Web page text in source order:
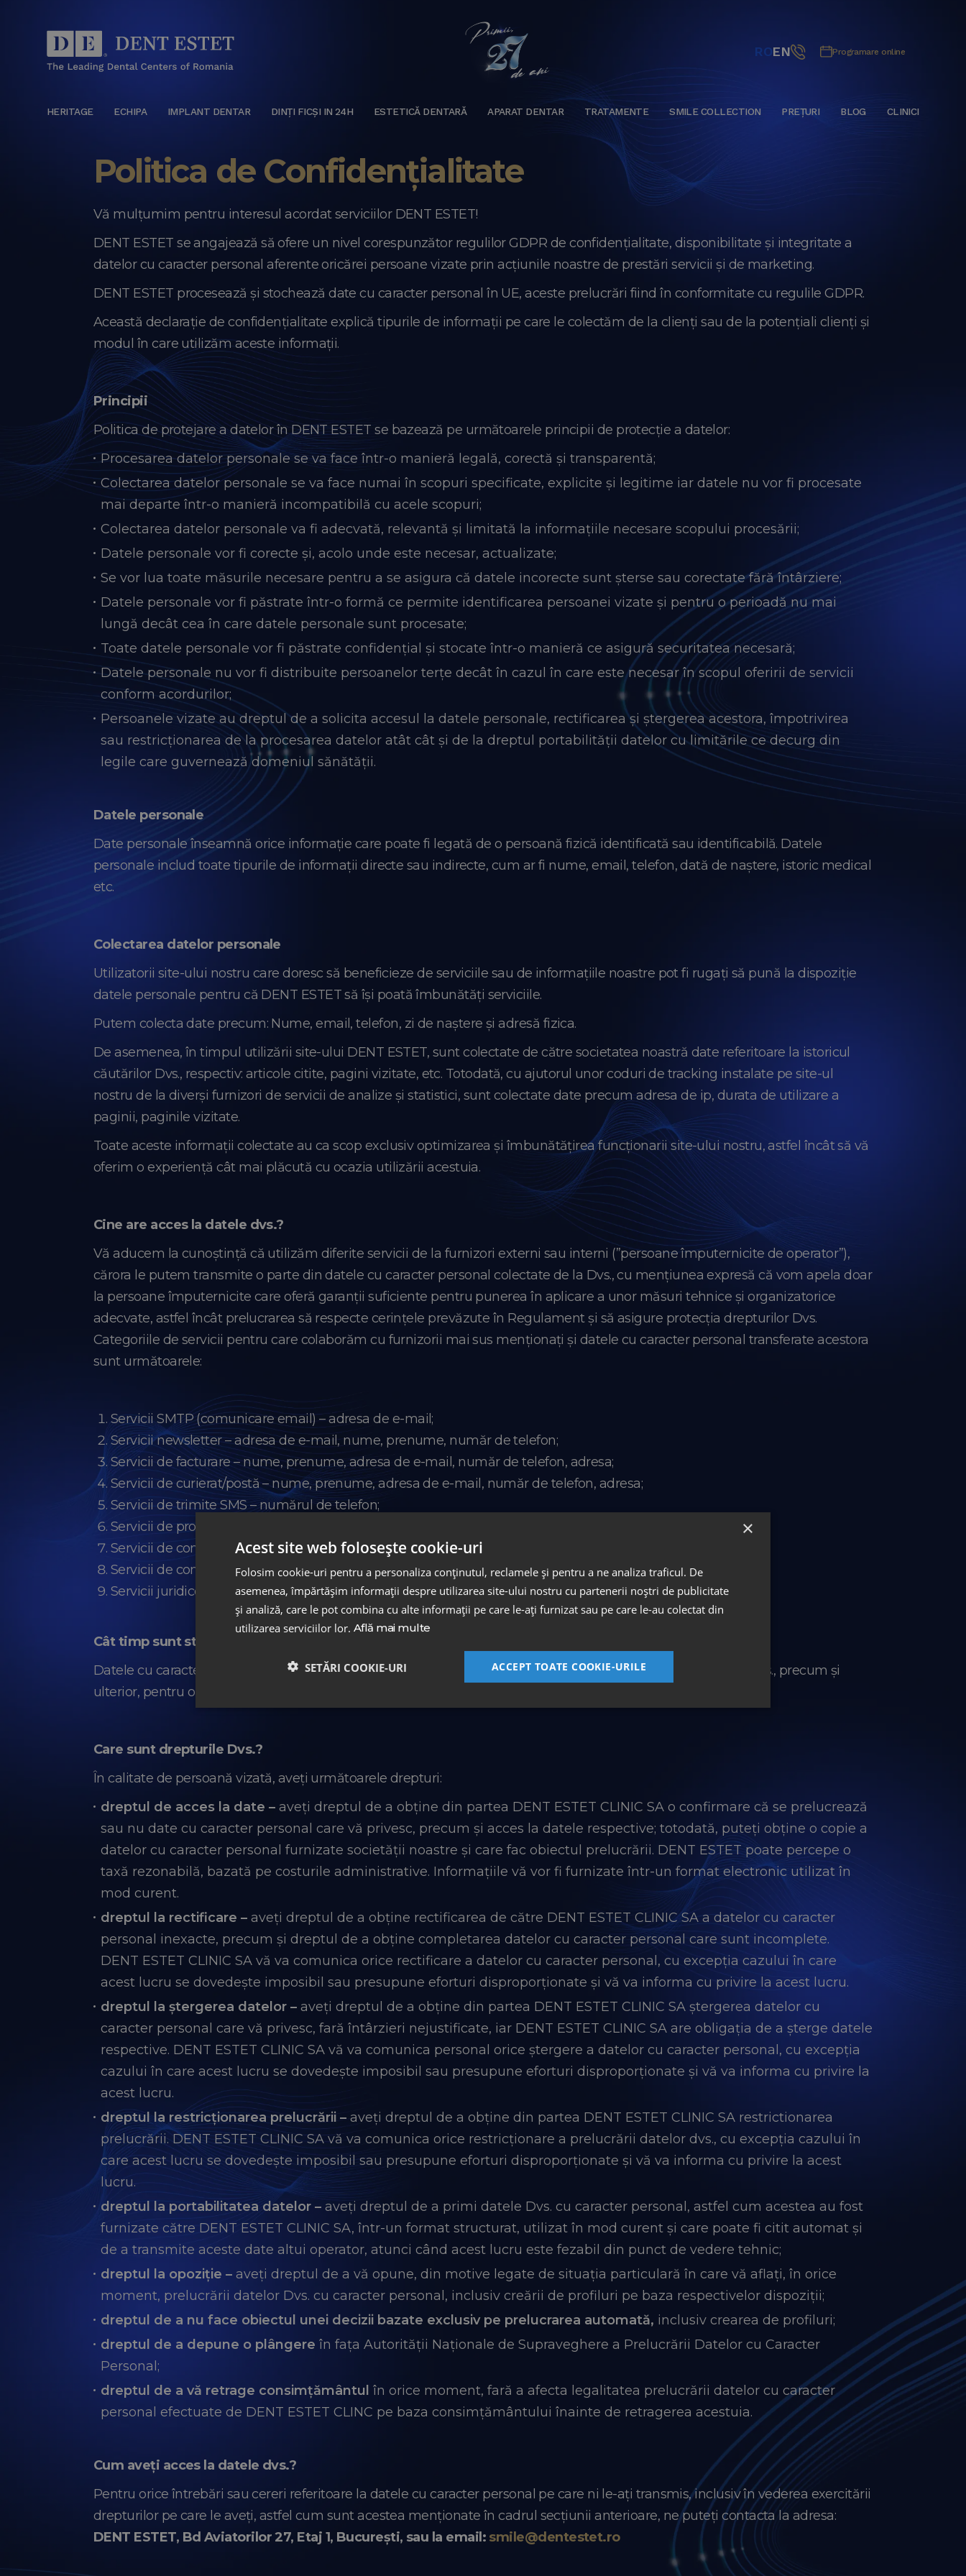
ROEN Programare online
HERITAGE ECHIPA IMPLANT DENTAR DINȚI FICȘI IN 24H ESTETICĂ DENTARĂ APARAT DENTAR TRATAMENTE SMILE COLLECTION PREȚURI BLOG CLINICI
Politica de Confidențialitate
Vă mulțumim pentru interesul acordat serviciilor DENT ESTET!
DENT ESTET se angajează să ofere un nivel corespunzător regulilor GDPR de confidențialitate, disponibilitate și integritate a
datelor cu caracter personal aferente oricărei persoane vizate prin acțiunile noastre de prestări servicii și de marketing.
DENT ESTET procesează și stochează date cu caracter personal în UE, aceste prelucrări fiind în conformitate cu regulile GDPR.
Această declarație de confidențialitate explică tipurile de informații pe care le colectăm de la clienți sau de la potențiali clienți și
modul în care utilizăm aceste informații.
Principii
Politica de protejare a datelor în DENT ESTET se bazează pe următoarele principii de protecție a datelor:
Procesarea datelor personale se va face într-o manieră legală, corectă și transparentă;
Colectarea datelor personale se va face numai în scopuri specificate, explicite și legitime iar datele nu vor fi procesate
mai departe într-o manieră incompatibilă cu acele scopuri;
Colectarea datelor personale va fi adecvată, relevantă și limitată la informațiile necesare scopului procesării;
Datele personale vor fi corecte și, acolo unde este necesar, actualizate;
Se vor lua toate măsurile necesare pentru a se asigura că datele incorecte sunt șterse sau corectate fără întârziere;
Datele personale vor fi păstrate într-o formă ce permite identificarea persoanei vizate și pentru o perioadă nu mai
lungă decât cea în care datele personale sunt procesate;
Toate datele personale vor fi păstrate confidențial și stocate într-o manieră ce asigură securitatea necesară;
Datele personale nu vor fi distribuite persoanelor terțe decât în cazul în care este necesar în scopul oferirii de servicii
conform acordurilor;
Persoanele vizate au dreptul de a solicita accesul la datele personale, rectificarea și ștergerea acestora, împotrivirea
sau restricționarea de la procesarea datelor atât cât și de la dreptul portabilității datelor cu limitările ce decurg din
legile care guvernează domeniul sănătății.
Datele personale
Date personale înseamnă orice informație care poate fi legată de o persoană fizică identificată sau identificabilă. Datele
personale includ toate tipurile de informații directe sau indirecte, cum ar fi nume, email, telefon, dată de naștere, istoric medical
etc.
Colectarea datelor personale
Utilizatorii site-ului nostru care doresc să beneficieze de serviciile sau de informațiile noastre pot fi rugați să pună la dispoziție
datele personale pentru că DENT ESTET să își poată îmbunătăți serviciile.
Putem colecta date precum: Nume, email, telefon, zi de naștere și adresă fizica.
De asemenea, în timpul utilizării site-ului DENT ESTET, sunt colectate de către societatea noastră date referitoare la istoricul
căutărilor Dvs., respectiv: articole citite, pagini vizitate, etc. Totodată, cu ajutorul unor coduri de tracking instalate pe site-ul
nostru de la diverși furnizori de servicii de analize și statistici, sunt colectate date precum adresa de ip, durata de utilizare a
paginii, paginile vizitate.
Toate aceste informații colectate au ca scop exclusiv optimizarea și îmbunătățirea funcționarii site-ului nostru, astfel încât să vă
oferim o experiență cât mai plăcută cu ocazia utilizării acestuia.
Cine are acces la datele dvs.?
Vă aducem la cunoștință că utilizăm diferite servicii de la furnizori externi sau interni (”persoane împuternicite de operator”),
cărora le putem transmite o parte din datele cu caracter personal colectate de la Dvs., cu mențiunea expresă că vom apela doar
la persoane împuternicite care oferă garanții suficiente pentru punerea în aplicare a unor măsuri tehnice și organizatorice
adecvate, astfel încât prelucrarea să respecte cerințele prevăzute în Regulament și să asigure protecția drepturilor Dvs.
Categoriile de servicii pentru care colaborăm cu furnizorii mai sus menționați și datele cu caracter personal transferate acestora
sunt următoarele:
Servicii SMTP (comunicare email) – adresa de e-mail;
Servicii newsletter – adresa de e-mail, nume, prenume, număr de telefon;
Servicii de facturare – nume, prenume, adresa de e-mail, număr de telefon, adresa;
Servicii de curierat/postă – nume, prenume, adresa de e-mail, număr de telefon, adresa;
Servicii de trimite SMS – numărul de telefon;
Servicii de procesare plăți online – nume, prenume, adresa de e-mail, număr de telefon, adresa;
Servicii de comentarii – nume, prenume, e-mail;
Servicii de contabilitate – nume, prenume, adresa;
Servicii juridice – nume, prenume, adresa;
Cât timp sunt stocate datele dvs.?
Datele cu caracter personal furnizate de Dvs. vor fi prelucrate pe perioada derulării relațiilor contractuale cu Dvs., precum și
ulterior, pentru o durată rezonabilă, care nu poate fi mai scurtă decât termenul general de prescripție.
Care sunt drepturile Dvs.?
În calitate de persoană vizată, aveți următoarele drepturi:
dreptul de acces la date – aveți dreptul de a obține din partea DENT ESTET CLINIC SA o confirmare că se prelucrează
sau nu date cu caracter personal care vă privesc, precum și acces la datele respective; totodată, puteți obține o copie a
datelor cu caracter personal furnizate societății noastre și care fac obiectul prelucrării. DENT ESTET poate percepe o
taxă rezonabilă, bazată pe costurile administrative. Informațiile vă vor fi furnizate într-un format electronic utilizat în
mod curent.
dreptul la rectificare – aveți dreptul de a obține rectificarea de către DENT ESTET CLINIC SA a datelor cu caracter
personal inexacte, precum și dreptul de a obține completarea datelor cu caracter personal care sunt incomplete.
DENT ESTET CLINIC SA vă va comunica orice rectificare a datelor cu caracter personal, cu excepția cazului în care
acest lucru se dovedește imposibil sau presupune eforturi disproporționate și vă va informa cu privire la acest lucru.
dreptul la ștergerea datelor – aveți dreptul de a obține din partea DENT ESTET CLINIC SA ștergerea datelor cu
caracter personal care vă privesc, fară întârzieri nejustificate, iar DENT ESTET CLINIC SA are obligația de a șterge datele
respective. DENT ESTET CLINIC SA vă va comunica personal orice ștergere a datelor cu caracter personal, cu excepția
cazului în care acest lucru se dovedește imposibil sau presupune eforturi disproporționate și vă va informa cu privire la
acest lucru.
dreptul la restricționarea prelucrării – aveți dreptul de a obține din partea DENT ESTET CLINIC SA restrictionarea
prelucrării. DENT ESTET CLINIC SA vă va comunica orice restricționare a prelucrării datelor dvs., cu excepția cazului în
care acest lucru se dovedește imposibil sau presupune eforturi disproporționate și vă va informa cu privire la acest
lucru.
dreptul la portabilitatea datelor – aveți dreptul de a primi datele Dvs. cu caracter personal, astfel cum acestea au fost
furnizate către DENT ESTET CLINIC SA, într-un format structurat, utilizat în mod curent și care poate fi citit automat și
de a transmite aceste date altui operator, atunci când acest lucru este fezabil din punct de vedere tehnic;
dreptul la opoziție – aveți dreptul de a vă opune, din motive legate de situația particulară în care vă aflați, în orice
moment, prelucrării datelor Dvs. cu caracter personal, inclusiv creării de profiluri pe baza respectivelor dispoziții;
dreptul de a nu face obiectul unei decizii bazate exclusiv pe prelucrarea automată, inclusiv crearea de profiluri;
dreptul de a depune o plângere în fața Autorității Naționale de Supraveghere a Prelucrării Datelor cu Caracter
Personal;
dreptul de a vă retrage consimțământul în orice moment, fară a afecta legalitatea prelucrării datelor cu caracter
personal efectuate de DENT ESTET CLINC pe baza consimțământului înainte de retragerea acestuia.
Cum aveți acces la datele dvs.?
Pentru orice întrebări sau cereri referitoare la datele cu caracter personal pe care ni le-ați transmis, inclusiv în vederea exercitării
drepturilor pe care le aveți, astfel cum sunt acestea menționate în cadrul secțiunii anterioare, ne puteți contacta la adresa:
DENT ESTET, Bd Aviatorilor 27, Etaj 1, București, sau la email: smile@dentestet.ro
×
Acest site web folosește cookie-uri
Folosim cookie-uri pentru a personaliza conținutul, reclamele și pentru a ne analiza traficul. De
asemenea, împărtășim informații despre utilizarea site-ului nostru cu partenerii noștri de publicitate
și analiză, care le pot combina cu alte informații pe care le-ați furnizat sau pe care le-au colectat din
utilizarea serviciilor lor. Află mai multe
ACCEPT TOATE COOKIE-URILE
SETĂRI COOKIE-URI